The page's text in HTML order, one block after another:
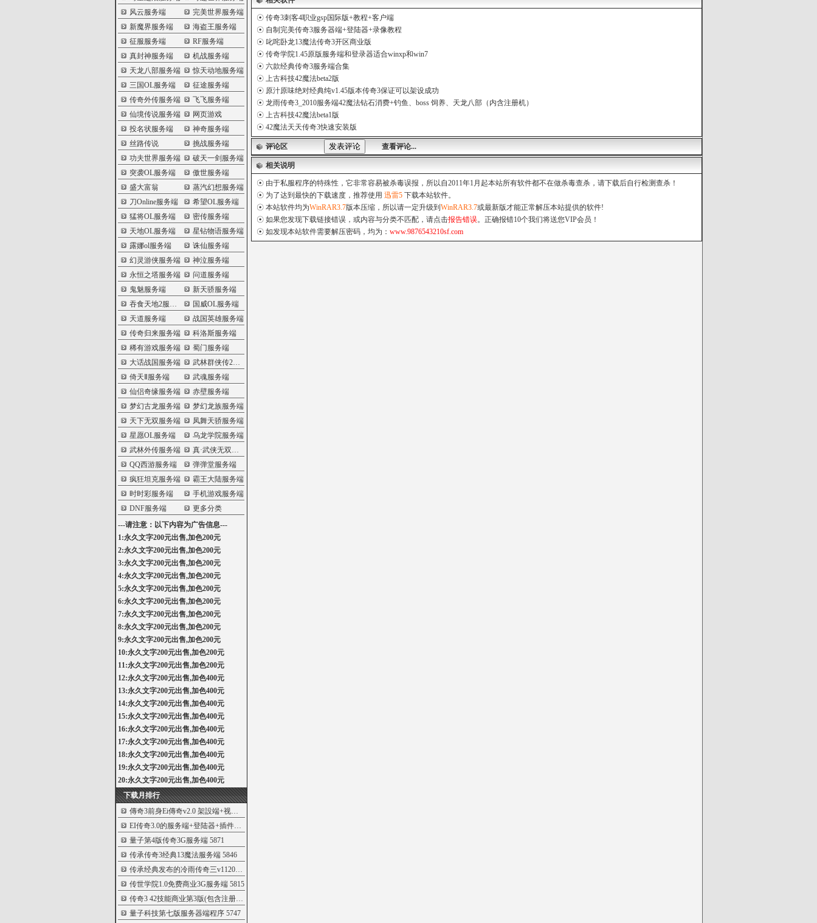
风云服务端
完美世界服务端
新魔界服务端
海盗王服务端
征服服务端
RF服务端
真封神服务端
机战服务端
天龙八部服务端
惊天动地服务端
三国OL服务端
征途服务端
传奇外传服务端
飞飞服务端
仙境传说服务端
网页游戏
投名状服务端
神奇服务端
丝路传说
挑战服务端
功夫世界服务端
破天一剑服务端
突袭OL服务端
傲世服务端
盛大富翁
蒸汽幻想服务端
刀Online服务端
希望OL服务端
猛将OL服务端
密传服务端
天地OL服务端
星钻物语服务端
露娜ol服务端
诛仙服务端
幻灵游侠服务端
神泣服务端
永恒之塔服务端
问道服务端
鬼魅服务端
新天骄服务端
吞食天地2服务端
国威OL服务端
天道服务端
战国英雄服务端
传奇归来服务端
科洛斯服务端
稀有游戏服务端
蜀门服务端
大话战国服务端
武林群侠传2服务端
倚天Ⅱ服务端
武魂服务端
仙侣奇缘服务端
赤壁服务端
梦幻古龙服务端
梦幻龙族服务端
天下无双服务端
凤舞天骄服务端
星愿OL服务端
乌龙学院服务端
武林外传服务端
真·武侠无双服务端
QQ西游服务端
弹弹堂服务端
疯狂坦克服务端
霸王大陆服务端
时时彩服务端
手机游戏服务端
DNF服务端
更多分类
---请注意：以下内容为广告信息---
1:永久文字200元出售,加色200元
2:永久文字200元出售,加色200元
3:永久文字200元出售,加色200元
4:永久文字200元出售,加色200元
5:永久文字200元出售,加色200元
6:永久文字200元出售,加色200元
7:永久文字200元出售,加色200元
8:永久文字200元出售,加色200元
9:永久文字200元出售,加色200元
10:永久文字200元出售,加色200元
11:永久文字200元出售,加色200元
12:永久文字200元出售,加色400元
13:永久文字200元出售,加色400元
14:永久文字200元出售,加色400元
15:永久文字200元出售,加色400元
16:永久文字200元出售,加色400元
17:永久文字200元出售,加色400元
18:永久文字200元出售,加色400元
19:永久文字200元出售,加色400元
20:永久文字200元出售,加色400元
下载月排行
傳奇3前身Ei傳奇v2.0 架設端+视频教程[親測
EI传奇3.0的服务端+登陆器+插件+客户端
量子第4版传奇3G服务端5871
传承传奇3经典13魔法服务端5846
传承经典发布的冷雨传奇三v1120第二版
传世学院1.0免费商业3G服务端5815
传奇3 42技能商业第3版(包含注册机_商业登
量子科技第七版服务器端程序5747
☉ 传奇3刺客4职业gsp国际版+教程+客户端
☉ 自制完美传奇3服务器端+登陆器+录像教程
☉ 叱咤卧龙13魔法传奇3开区商业版
☉ 传奇学院1.45原版服务端和登录器适合winxp和win7
☉ 六款经典传奇3服务端合集
☉ 上古科技42魔法beta2版
☉ 原汁原味绝对经典纯v1.45版本传奇3保证可以架设成功
☉ 龙雨传奇3_2010服务端42魔法钻石消费+钓鱼、boss 饲养、天龙八部（内含注册机）
☉ 上古科技42魔法beta1版
☉ 42魔法天天传奇3快速安装版
评论区 查看评论...
相关说明
☉ 由于私服程序的特殊性，它非常容易被杀毒误报，所以自2011年1月起本站所有软件都不在做杀毒查杀，请下载后自行检测查杀！
☉ 为了达到最快的下载速度，推荐使用 迅雷5下载本站软件。
☉ 本站软件均为WinRAR3.7版本压缩，所以请一定升级到 WinRAR3.7或最新版才能正常解压本站提供的软件!
☉ 如果您发现下载链接错误，或内容与分类不匹配，请点击报告错误。正确报错10个我们将送您VIP会员！
☉ 如发现本站软件需要解压密码，均为： www.9876543210sf.com